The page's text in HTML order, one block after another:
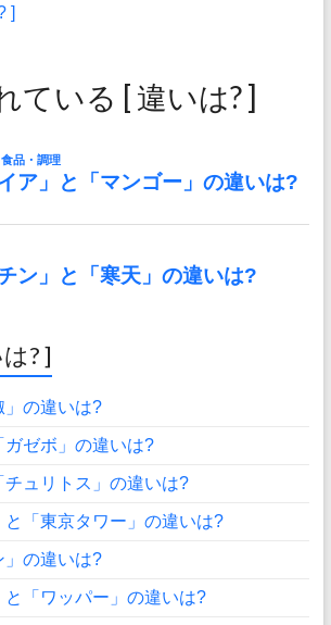
]
ている [ 違いは? ]
? ]
」の違いは?
ガゼボ」の違いは?
チュリトス」の違いは?
と「東京タワー」の違いは?
」の違いは?
と「ワッパー」の違いは?